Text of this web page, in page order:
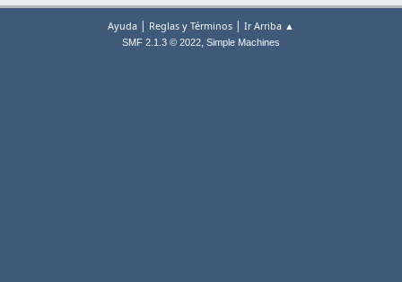
Ayuda | Reglas y Términos | Ir Arriba ▲
SMF 2.1.3 © 2022, Simple Machines